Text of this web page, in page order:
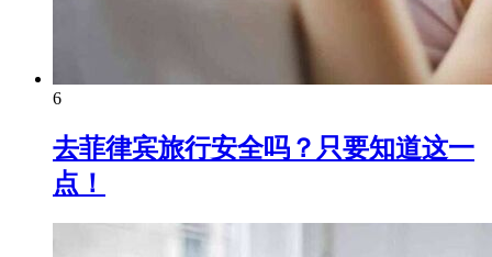
6
去菲律宾旅行安全吗？只要知道这一
点！